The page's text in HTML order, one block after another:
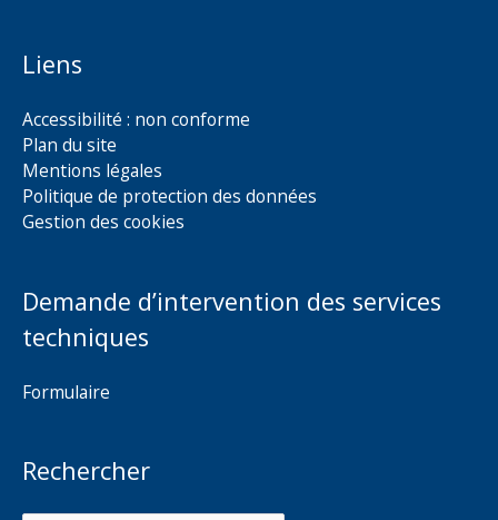
Liens
Accessibilité : non conforme
Plan du site
Mentions légales
Politique de protection des données
Gestion des cookies
Demande d’intervention des services
techniques
Formulaire
Rechercher